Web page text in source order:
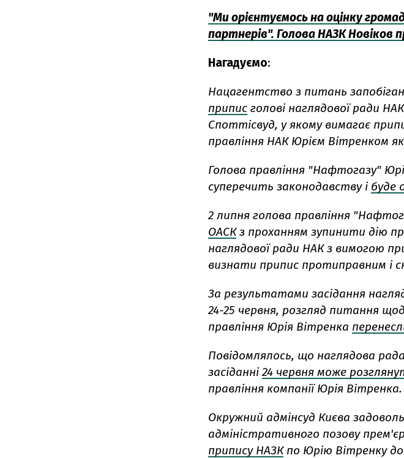
"Ми орієнтуємось на оцінку
партнерів". Голова НАЗК Новіков
Нагадуємо:
Нацагентство з питань
припис голові наглядової ради
Споттісвуд, у якому вимагає
правління НАК Юрієм Вітренком
Голова правління "Нафтогазу"
суперечить законодавству і буде
2 липня голова правління
ОАСКз проханням зупинити дію
наглядової ради НАК з вимогою
визнати припис протиправним і
За результатами засідання
24-25 червня, розгляд питання
правління Юрія Вітренка
Повідомлялось, що наглядова
засіданні 24 червня може
правління компанії Юрія Вітренка.
Окружний адмінсуд Києва
адміністративного позову
припису НАЗКпо Юрію Вітренку до